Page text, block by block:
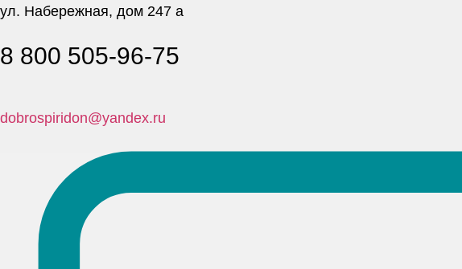
ул. Набережная, дом 247 а
8 800 505-96-75
dobrospiridon@yandex.ru